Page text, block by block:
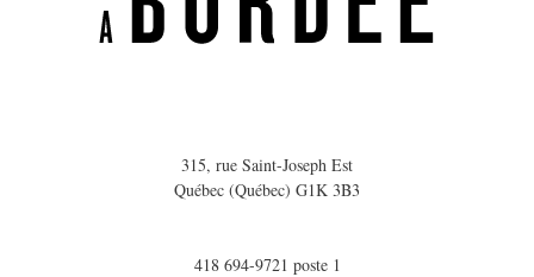
315, rue Saint-Joseph Est
Québec (Québec) G1K 3B3
418 694-9721 poste 1